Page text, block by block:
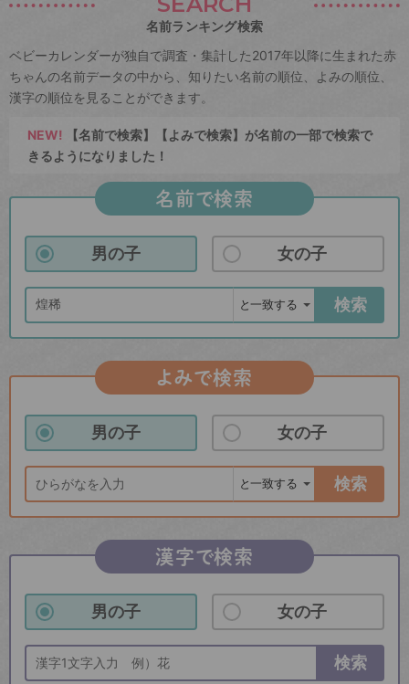
名前ランキング検索
ベビーカレンダーが独自で調査・集計した2017年以降に生まれた赤
ちゃんの名前データの中から、知りたい名前の順位、よみの順位、
漢字の順位を見ることができます。
NEW! 【名前で検索】【よみで検索】が名前の一部で検索で
きるようになりました！
名前で検索
男の子 女の子
検索
よみで検索
男の子 女の子
検索
漢字で検索
男の子 女の子
検索